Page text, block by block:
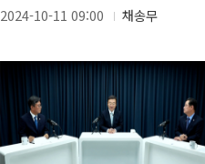
2024-10-11 09:00 채송무